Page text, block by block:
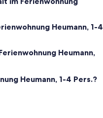
Heumann, 1-4
Heumann,
Heumann, 1-4 Pers.?